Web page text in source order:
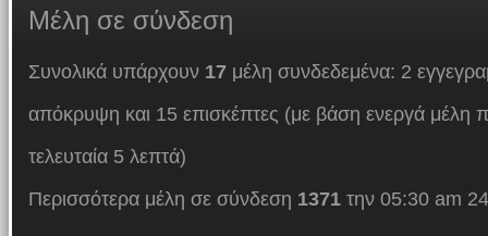
Μέλη σε σύνδεση
Συνολικά υπάρχουν 17μέλη συνδεδεμένα: 2
απόκρυψη και 15 επισκέπτες (με βάση ενεργά μέλη
τελευταία 5 λεπτά)
Περισσότερα μέλη σε σύνδεση 1371την 05:30 am